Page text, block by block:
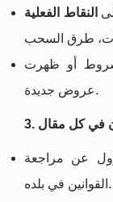
النقاط الفعلية
أو ظهرت
عروض جديدة.
في كل مقال
عن مراجعة
القوانين في بلده.